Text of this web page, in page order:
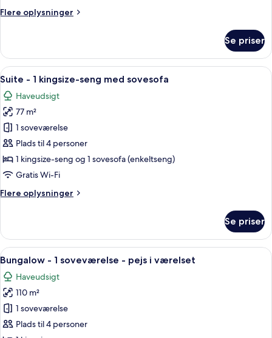
pejs
Flere oplysninger
Flere
-
soveværelse
pejs
værelset
Se priser
Indlæs
alle
billeder
af
Suite
-
1
kingsize-
med
En moderne stue med pejs,
10
Suite - 1 kingsize-seng med sovesofa
Haveudsigt
77 m²
1 soveværelse
Plads til 4 personer
1 kingsize-seng og 1 sovesofa (enkeltseng)
Gratis Wi-Fi
Flere oplysninger
Flere
-
kingsize-
seng
med
sovesofa
Se priser
Indlæs
alle
billeder
af
Bungalow
-
En rummelig stue med pejs,
9
Bungalow - 1 soveværelse - pejs i værelset
Haveudsigt
110 m²
1 soveværelse
Plads til 4 personer